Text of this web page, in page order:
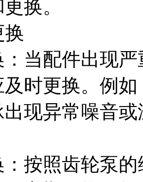
换。
换
：当配件出现
时更换。例
出现异常噪音
：按照齿轮泵